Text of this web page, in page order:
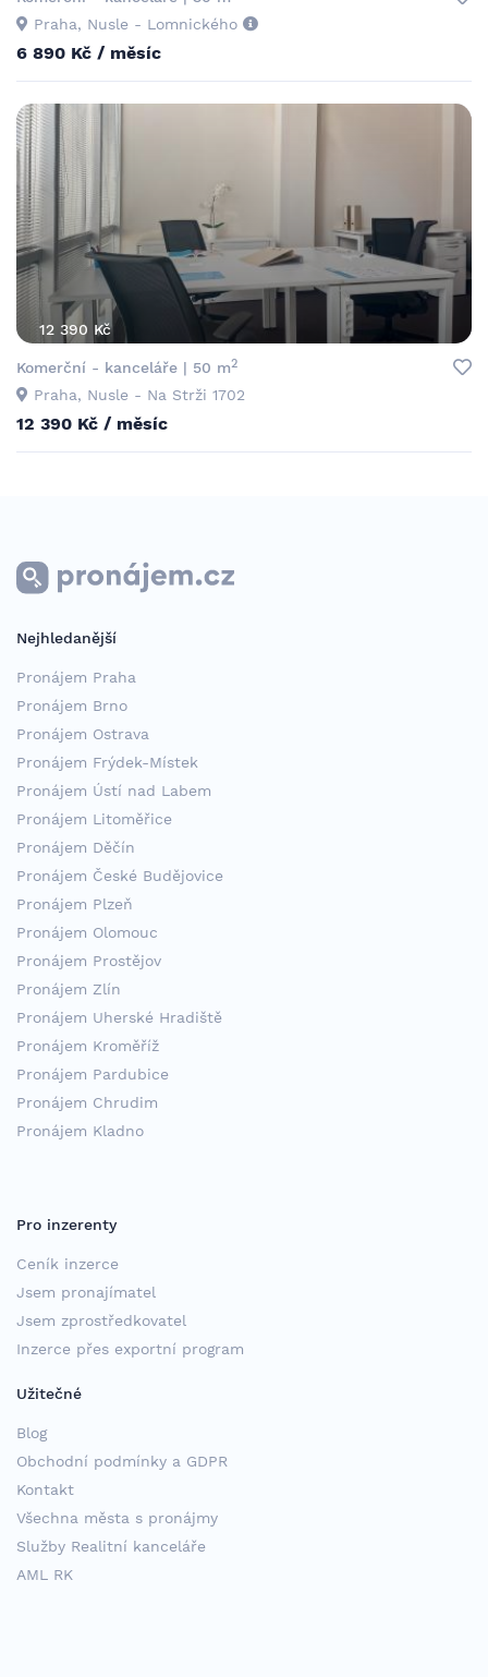
Praha, Nusle - Lomnického
6 890 Kč / měsíc
12 390 Kč
Komerční - kanceláře | 50 m2
Praha, Nusle - Na Strži 1702
12 390 Kč / měsíc
Nejhledanější
Pronájem Praha
Pronájem Brno
Pronájem Ostrava
Pronájem Frýdek-Místek
Pronájem Ústí nad Labem
Pronájem Litoměřice
Pronájem Děčín
Pronájem České Budějovice
Pronájem Plzeň
Pronájem Olomouc
Pronájem Prostějov
Pronájem Zlín
Pronájem Uherské Hradiště
Pronájem Kroměříž
Pronájem Pardubice
Pronájem Chrudim
Pronájem Kladno
Pro inzerenty
Ceník inzerce
Jsem pronajímatel
Jsem zprostředkovatel
Inzerce přes exportní program
Užitečné
Blog
Obchodní podmínky a GDPR
Kontakt
Všechna města s pronájmy
Služby Realitní kanceláře
AML RK